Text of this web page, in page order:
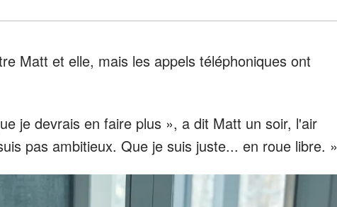
Matt et elle, mais les appels téléphoniques ont
je devrais en faire plus », a dit Matt un soir, l'air
pas ambitieux. Que je suis juste... en roue libre. »